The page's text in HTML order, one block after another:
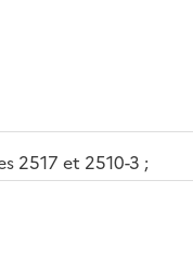
2517 et 2510-3 ;